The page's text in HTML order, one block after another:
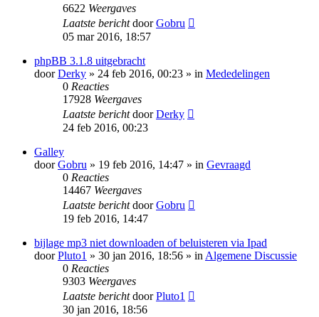
6622 Weergaves
Laatste berichtdoorGobru
05 mar 2016, 18:57
phpBB 3.1.8 uitgebracht
doorDerky » 24 feb 2016, 00:23 » in Mededelingen
0 Reacties
17928 Weergaves
Laatste berichtdoorDerky
24 feb 2016, 00:23
Galley
doorGobru » 19 feb 2016, 14:47 » in Gevraagd
0 Reacties
14467 Weergaves
Laatste berichtdoorGobru
19 feb 2016, 14:47
bijlage mp3 niet downloaden of beluisteren via Ipad
doorPluto1 » 30 jan 2016, 18:56 » inAlgemene Discussie
0 Reacties
9303 Weergaves
Laatste berichtdoorPluto1
30 jan 2016, 18:56